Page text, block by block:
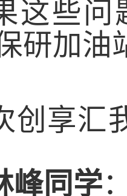
这些问
研加油
创享汇
峰同学